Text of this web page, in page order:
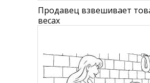
Продавец взвешивает
весах